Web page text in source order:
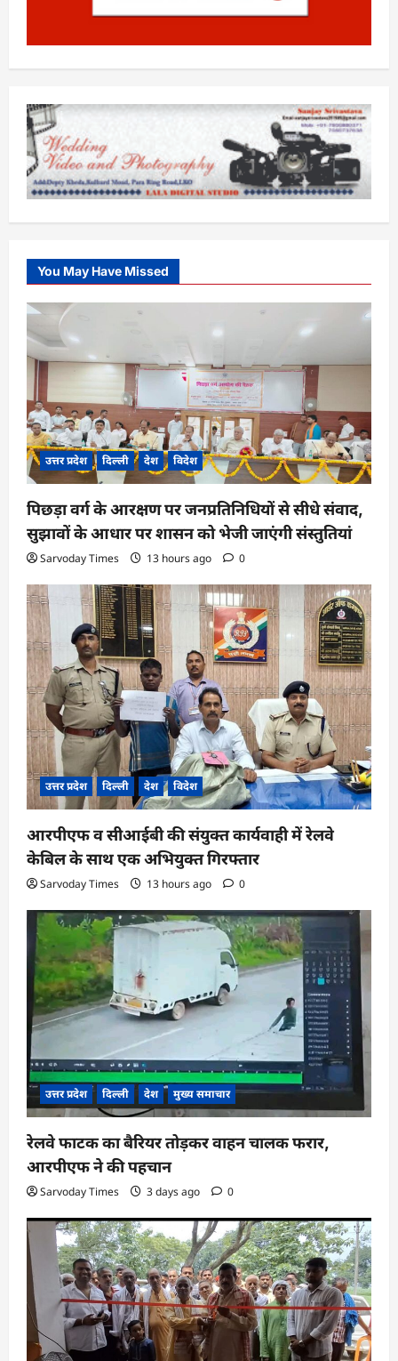
You May Have Missed
उत्तर प्रदेश दिल्ली देश विदेश
पिछड़ा वर्ग के आरक्षण पर जनप्रतिनिधियों से सीधे संवाद,
सुझावों के आधार पर शासन को भेजी जाएंगी संस्तुतियां
Sarvoday Times 13 hours ago 0
उत्तर प्रदेश दिल्ली देश विदेश
आरपीएफ व सीआईबी की संयुक्त कार्यवाही में रेलवे
केबिल के साथ एक अभियुक्त गिरफ्तार
Sarvoday Times 13 hours ago 0
उत्तर प्रदेश दिल्ली देश मुख्य समाचार
रेलवे फाटक का बैरियर तोड़कर वाहन चालक फरार,
आरपीएफ ने की पहचान
Sarvoday Times 3 days ago 0